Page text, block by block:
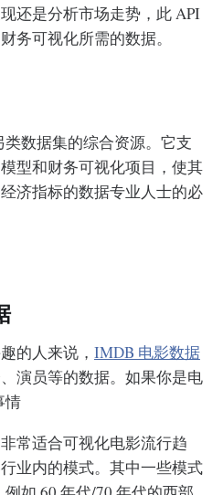
还是分析市场走势，此 API
务可视化所需的数据。
数据集的综合资源。它支
型和财务可视化项目，使其
济指标的数据专业人士的必
的人来说， IMDB 电影数据
演员等的数据。如果你是电
情
常适合可视化电影流行趋
业内的模式。其中一些模式